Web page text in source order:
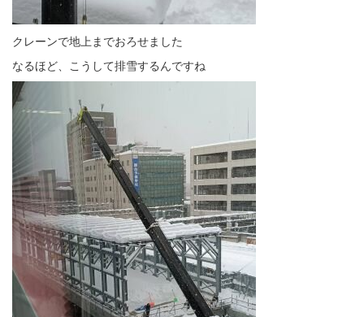
クレーンで地上までおろせました
なるほど、こうして排雪するんですね